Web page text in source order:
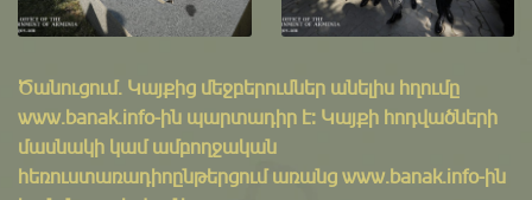
Ծանուցում․ Կայքից մեջբերումներ անելիս հղումը
www.banak.info-ին պարտադիր է: Կայքի հոդվածների
մասնակի կամ ամբողջական
հեռուստառադիոընթերցում առանց www.banak.info-ին